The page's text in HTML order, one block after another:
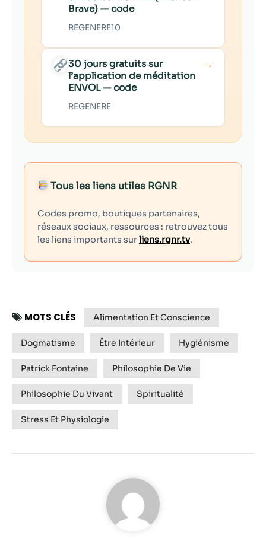
Brave) — code
REGENERE10
30 jours gratuits sur
l’application de méditation
ENVOL — code
REGENERE
→
Tous les liens utiles RGNR
Codes promo, boutiques partenaires,
réseaux sociaux, ressources : retrouvez tous
les liens importants surliens.rgnr.tv.
MOTS CLÉS Alimentation Et Conscience
Dogmatisme Être Intérieur Hygiénisme
Patrick Fontaine Philosophie De Vie
Philosophie Du Vivant Spiritualité
Stress Et Physiologie